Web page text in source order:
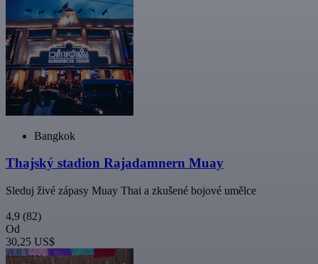
Bangkok
Thajský stadion Rajadamnern Muay
Sleduj živé zápasy Muay Thai a zkušené bojové umělce
4,9 (82)
Od
30,25 US$